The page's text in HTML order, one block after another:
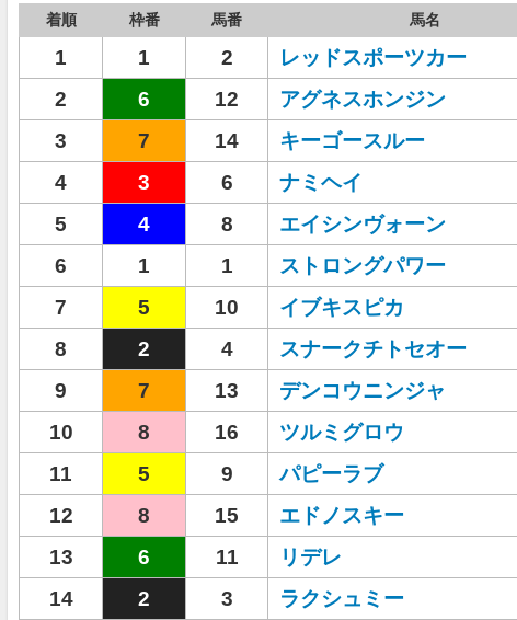
着順 枠番 馬番 馬名
1 1 2 レッドスポーツカー
2
6 12 アグネスホンジン
3
7 14 キーゴースルー
4
3 6 ナミヘイ
5
4 8 エイシンヴォーン
6
1 1 ストロングパワー
7
5 10 イブキスピカ
8
2 4 スナークチトセオー
9
7 13 デンコウニンジャ
10
8 16 ツルミグロウ
11
5 9 パピーラブ
12
8 15 エドノスキー
13
6 11 リデレ
14
2 3 ラクシュミー